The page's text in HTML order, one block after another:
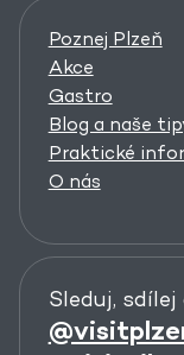
Poznej Plzeň
Akce
Gastro
Blog a naše
Praktické
O nás
Sleduj,